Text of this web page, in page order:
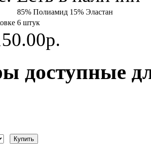
85% Полиамид 15% Эластан
6 штук
доступные